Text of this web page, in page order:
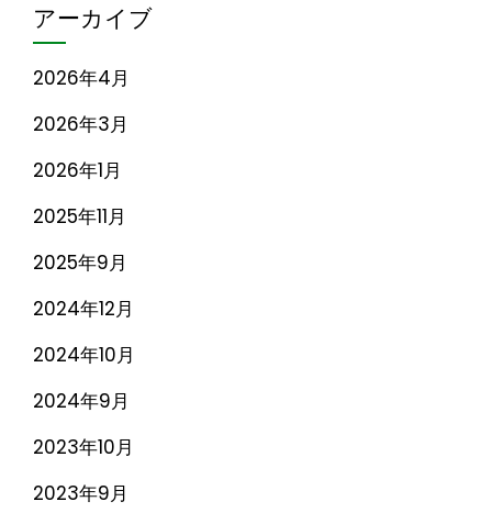
アーカイブ
2026年4月
2026年3月
2026年1月
2025年11月
2025年9月
2024年12月
2024年10月
2024年9月
2023年10月
2023年9月